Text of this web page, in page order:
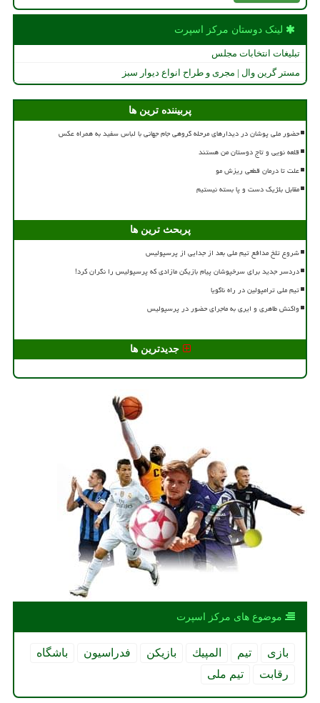
لینک دوستان مركز اسپرت
تبلیغات انتخابات مجلس
مستر گرین وال | مجری و طراح انواع دیوار سبز
پربیننده ترین ها
حضور ملی پوشان در دیدارهای مرحله گروهی جام جهانی با لباس سفید به همراه عکس
قلعه نویی و تاج دوستان من هستند
علت تا درمان قطعی ریزش مو
مقابل بلژیک دست و پا بسته نیستیم
پربحث ترین ها
شروع تلخ مدافع تیم ملی بعد از جدایی از پرسپولیس
دردسر جدید برای سرخپوشان پیام بازیکن مازادی که پرسپولیس را نگران کرد!
تیم ملی ترامپولین در راه ناگویا
واکنش طاهری و ایری به ماجرای حضور در پرسپولیس
جدیدترین ها
موضوع های مركز اسپرت
بازی تیم المپیك بازیكن فدراسیون
باشگاه
رقابت
تیم ملی